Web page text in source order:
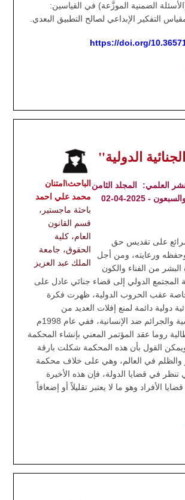
(الأسئلة الضمنية الموزَّعة) في القياسين:
التفكير الإبداعي لصالح التطبيق البعدي.
https://doi.org/
الباحث\امتنان
محمد علي احمد
باحثة ماجستير،
قسم القانون
العام، كلية
الحقوق، جامعة
الملك عبد العزيز
الدولية"
العلمي:
المجلد الثامن
- 2025-04-02
على تقديس حق
وحفظه ورعايته، ومن أجل
من الفناء والكون
المجتمع الدولي إلى قضاء جنائي عادل على
خاصة عقب الحروب الدولية، ظهرت فكرة
دولية دائمة لمنع إفلات العديد من
الاعتداءات الوحشية والجرائم ضد الإنسانية، ففي عام 1998م
روما عقد المؤتمر المعني بإنشاء المحكمة
ويمكن القول بأن هذه المحكمة شكلت بارقة
والظلم في العالم، وهي على خلاف محكمة
تنظر في قضايا الدولة، فإن هذه الأخيرة
الأفراد وهو ما لا يعتبر تقليلاً أو إضعافاً